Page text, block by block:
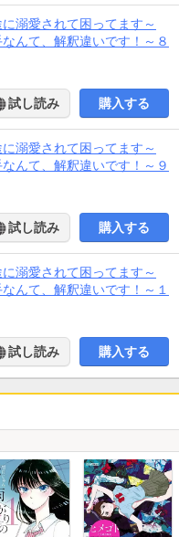
溺愛されて困ってます～
なんて、解釈違いです！～８
試し読み 購入する
溺愛されて困ってます～
なんて、解釈違いです！～９
試し読み 購入する
溺愛されて困ってます～
なんて、解釈違いです！～１
試し読み 購入する